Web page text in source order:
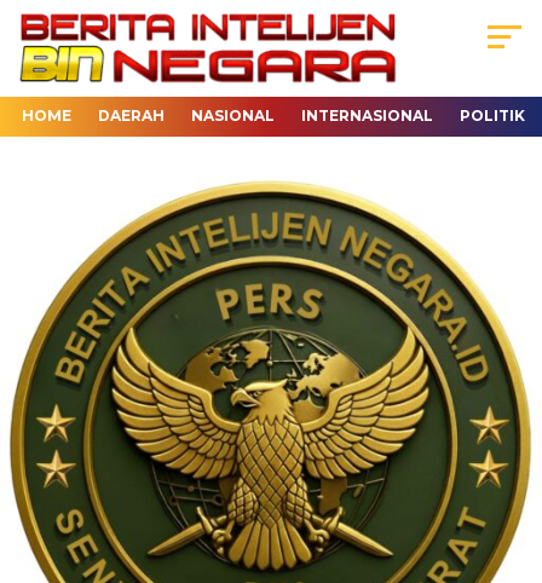
HOME DAERAH NASIONAL INTERNASIONAL POLITIK